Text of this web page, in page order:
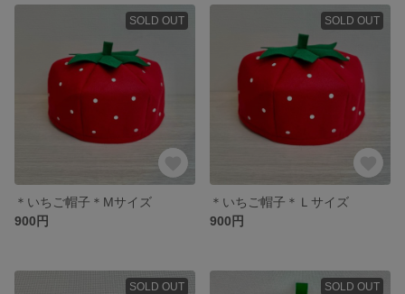
SOLD OUT
＊いちご帽子＊Мサイズ
900円
SOLD OUT
＊いちご帽子＊Ｌサイズ
900円
SOLD OUT SOLD OUT